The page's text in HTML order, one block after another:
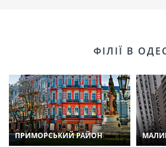
ФІЛІЇ В
ПРИМОРСЬКИЙ РАЙОН